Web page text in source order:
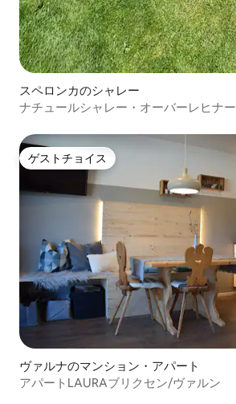
スペロンカのシャレー
ナチュールシャレー・オーバーレヒナー
ゲストチョイス
ゲストチョイス
ヴァルナのマンション・アパート
アパートLAURAブリクセン/ヴァルン